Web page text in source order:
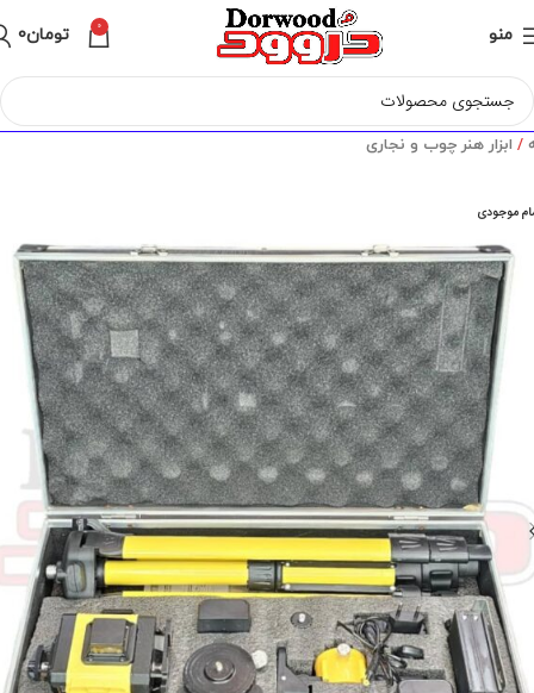
منو 0 تومان0
ابزار هنر چوب و نجاری
موجودی